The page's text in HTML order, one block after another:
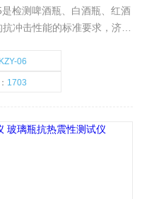
检测啤酒瓶、白酒瓶、红酒
冲击性能的标准要求，济南
满足国家标准要求，并与国
决包材的质量控制问题，深
KZY-06
1703